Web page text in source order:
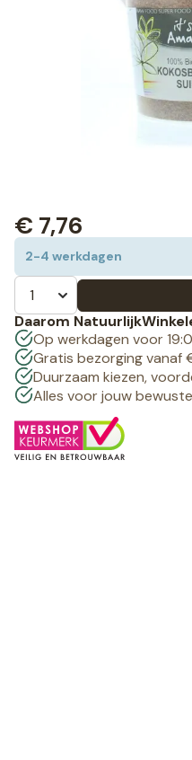
2-4 werkdagen
€ 7,76
Daarom
Op werkdagen voor
Gratis bezorging vanaf
Duurzaam kiezen,
Alles voor jouw